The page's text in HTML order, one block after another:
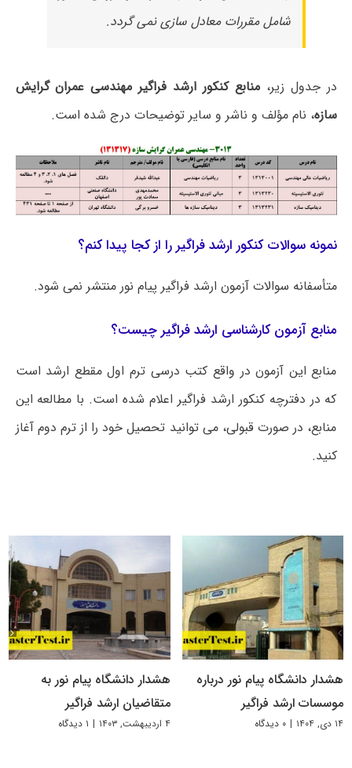
شامل مقررات معادل سازی نمی گردد.
در جدول زیر،منابع کنکور ارشد فراگیر مهندسی عمران گرایش
سازه، نام مؤلف و ناشر و سایر توضیحات درج شده است.
نمونه سوالات کنکور ارشد فراگیر را از کجا پیدا کنم؟
متأسفانه سوالات آزمون ارشد فراگیر پیام نور منتشر نمی شود.
منابع آزمون کارشناسی ارشد فراگیر چیست؟
منابع این آزمون در واقع کتب درسی ترم اول مقطع ارشد است
که در دفترچه کنکور ارشد فراگیر اعلام شده است. با مطالعه این
منابع، در صورت قبولی، می توانید تحصیل خود را از ترم دوم آغاز
کنید.
هشدار دانشگاه پیام نور درباره
موسسات ارشد فراگیر
۱۴ دی, ۱۴۰۴ | ۰ دیدگاه
هشدار دانشگاه پیام نور به
متقاضیان ارشد فراگیر
۴ اردیبهشت, ۱۴۰۳ | ۱ دیدگاه